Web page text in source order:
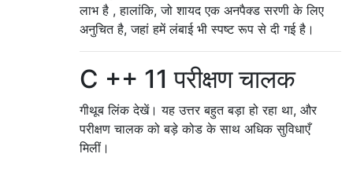
लाभ है , हालांकि, जो शायद एक अनपैक्ड सरणी के लिए
अनुचित है, जहां हमें लंबाई भी स्पष्ट रूप से दी गई है।
C ++ 11 परीक्षण चालक
गीथूब लिंक देखें। यह उत्तर बहुत बड़ा हो रहा था, और
परीक्षण चालक को बड़े कोड के साथ अधिक सुविधाएँ
मिलीं।